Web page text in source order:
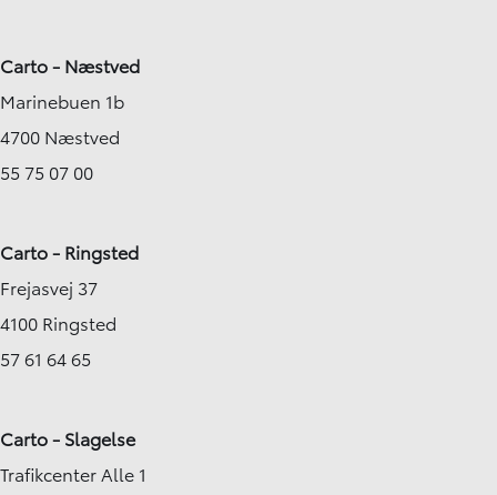
Carto - Næstved
Marinebuen 1b
4700 Næstved
55 75 07 00
Carto - Ringsted
Frejasvej 37
4100 Ringsted
57 61 64 65
Carto - Slagelse
Trafikcenter Alle 1